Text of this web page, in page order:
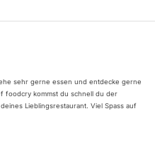
sehr gerne essen und entdecke gerne
foodcry kommst du schnell du der
Lieblingsrestaurant. Viel Spass auf